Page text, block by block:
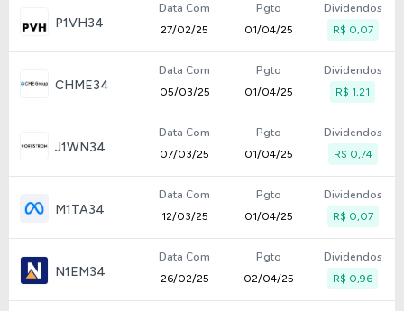
P1VH34
Data Com
27/02/25
Pgto
01/04/25
Dividendos
R$ 0,07
CHME34
Data Com
05/03/25
Pgto
01/04/25
Dividendos
R$ 1,21
J1WN34
Data Com
07/03/25
Pgto
01/04/25
Dividendos
R$ 0,74
M1TA34
Data Com
12/03/25
Pgto
01/04/25
Dividendos
R$ 0,07
N1EM34
Data Com
26/02/25
Pgto
02/04/25
Dividendos
R$ 0,96